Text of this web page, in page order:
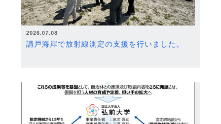
2026.07.08
請戸海岸で放射線測定の支援を行いました。